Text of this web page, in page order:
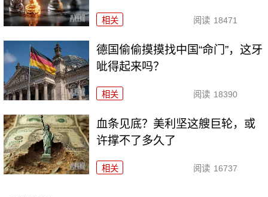
相关 阅读 18471
德国偷偷摸摸找中国“命门”，这牙
呲得起来吗？
相关 阅读 18390
血条见底？美利坚这艘巨轮，或
许撑不了多久了
相关 阅读 16737